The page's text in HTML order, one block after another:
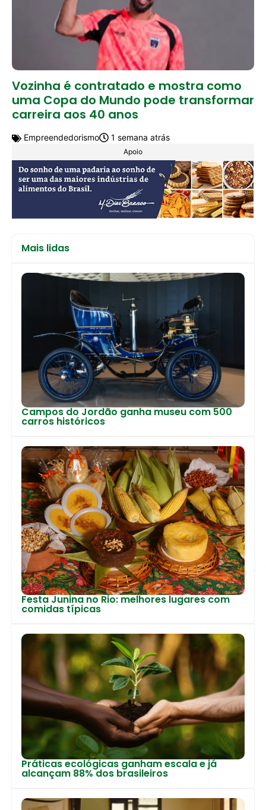
Vozinha é contratado e mostra como
uma Copa do Mundo pode transformar
carreira aos 40 anos
Empreendedorismo 1 semana atrás
Apoio
Mais lidas
Campos do Jordão ganha museu com 500
carros históricos
Festa Junina no Rio: melhores lugares com
comidas típicas
Práticas ecológicas ganham escala e já
alcançam 88% dos brasileiros